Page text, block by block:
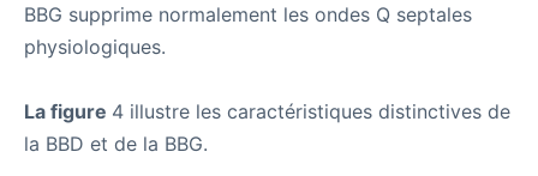
BBG supprime normalement les ondes Q septales
physiologiques.
La figure 4 illustre les caractéristiques distinctives de
la BBD et de la BBG.